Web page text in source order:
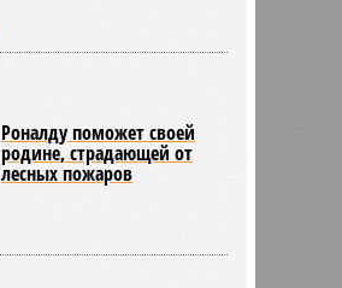
Роналду поможет своей
родине, страдающей от
лесных пожаров